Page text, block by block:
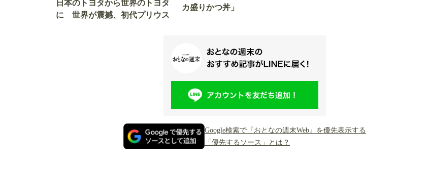
日本のトヨタから世界のトヨタ
に 世界が震撼、初代プリウス
カ盛りかつ丼」
Google検索で『おとなの週末Web』を優先表示する
「優先するソース」とは？